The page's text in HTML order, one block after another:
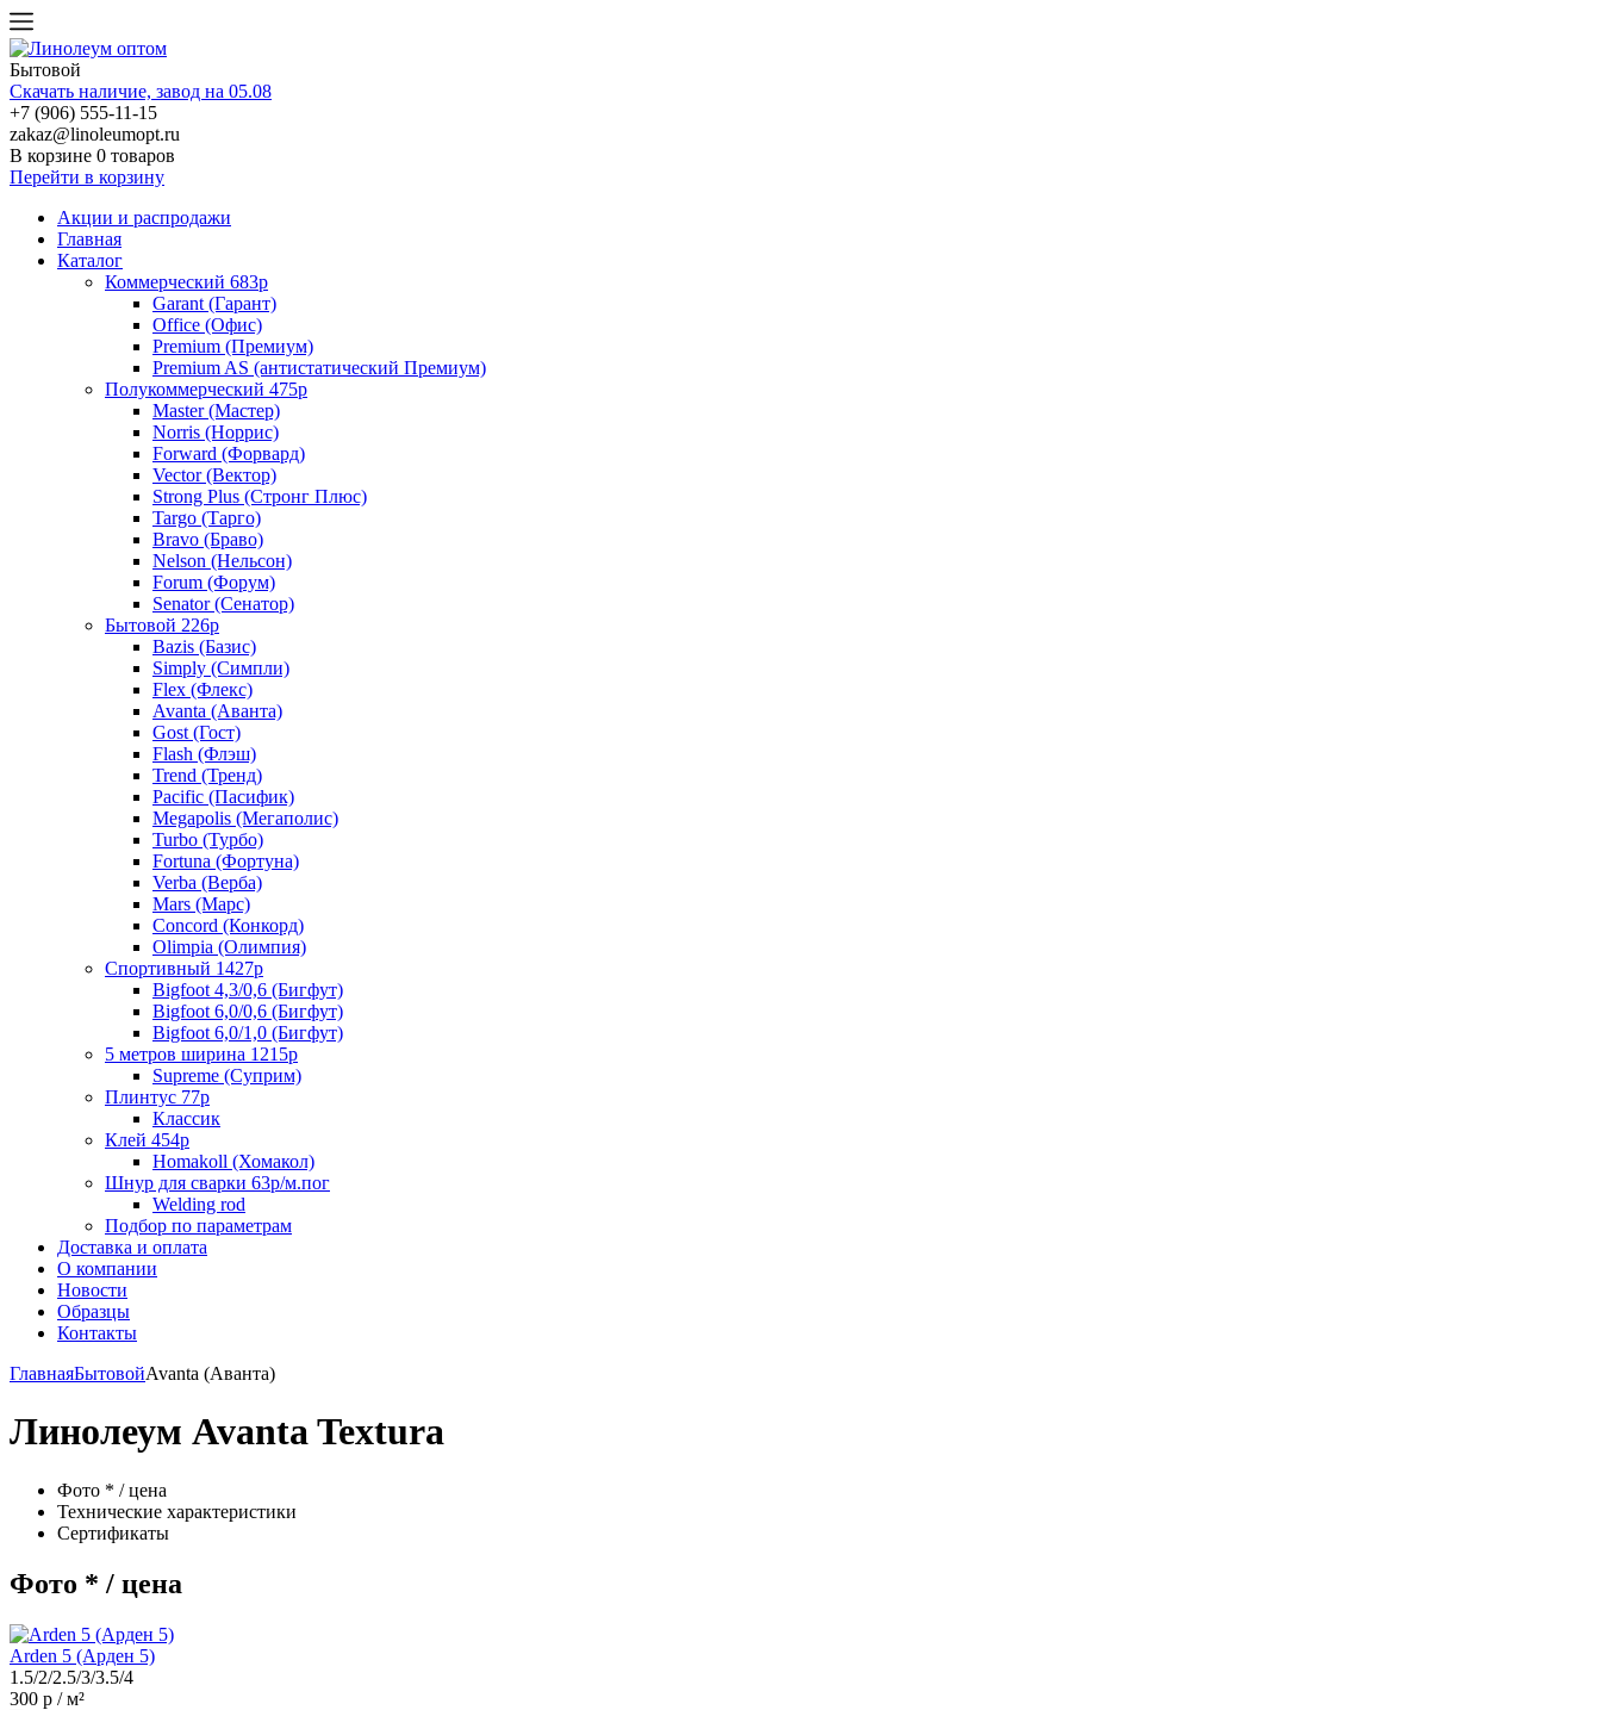
Бытовой
Скачать наличие, завод на 05.08
+7 (906) 555-11-15
zakaz@linoleumopt.ru
В корзине 0 товаров
Перейти в корзину
Акции и распродажи
Главная
Каталог
Коммерческий 683р
Garant (Гарант)
Office (Офис)
Premium (Премиум)
Premium AS (антистатический Премиум)
Полукоммерческий 475р
Master (Мастер)
Norris (Норрис)
Forward (Форвард)
Vector (Вектор)
Strong Plus (Стронг Плюс)
Targo (Тарго)
Bravo (Браво)
Nelson (Нельсон)
Forum (Форум)
Senator (Сенатор)
Бытовой 226р
Bazis (Базис)
Simply (Симпли)
Flex (Флекс)
Avanta (Аванта)
Gost (Гост)
Flash (Флэш)
Trend (Тренд)
Pacific (Пасифик)
Megapolis (Мегаполис)
Turbo (Турбо)
Fortuna (Фортуна)
Verba (Верба)
Mars (Марс)
Concord (Конкорд)
Olimpia (Олимпия)
Спортивный 1427р
Bigfoot 4,3/0,6 (Бигфут)
Bigfoot 6,0/0,6 (Бигфут)
Bigfoot 6,0/1,0 (Бигфут)
5 метров ширина 1215р
Supreme (Суприм)
Плинтус 77р
Классик
Клей 454р
Homakoll (Хомакол)
Шнур для сварки 63р/м.пог
Welding rod
Подбор по параметрам
Доставка и оплата
О компании
Новости
Образцы
Контакты
ГлавнаяБытовойAvanta (Аванта)
Линолеум Avanta Textura
Фото * / цена
Технические характеристики
Сертификаты
Фото * / цена
Arden 5 (Арден 5)
1.5/2/2.5/3/3.5/4
300 р / м²